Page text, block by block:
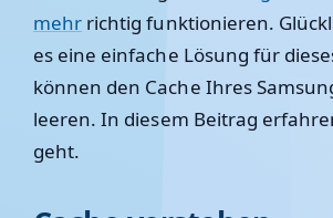
mehr richtig funktionieren.
es eine einfache Lösung für
können den Cache Ihres
leeren. In diesem Beitrag
geht.